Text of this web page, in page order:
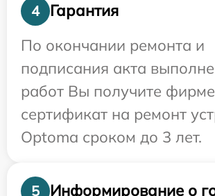
4
Гарантия
По окончании ремонта и
подписания акта
работ Вы получите
сертификат на ремонт
Optoma сроком до 3 лет.
5
Информирование о